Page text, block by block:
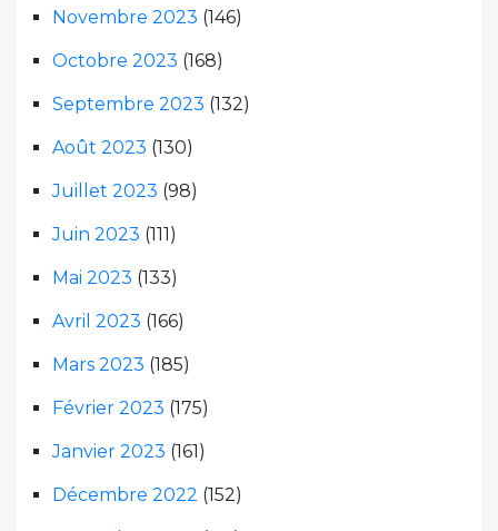
Novembre 2023 (146)
Octobre 2023 (168)
Septembre 2023 (132)
Août 2023 (130)
Juillet 2023 (98)
Juin 2023 (111)
Mai 2023 (133)
Avril 2023 (166)
Mars 2023 (185)
Février 2023 (175)
Janvier 2023 (161)
Décembre 2022 (152)